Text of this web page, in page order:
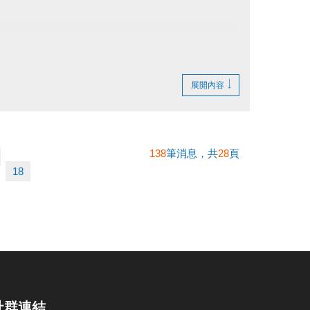
展開內容
18
138筆消息，共28頁